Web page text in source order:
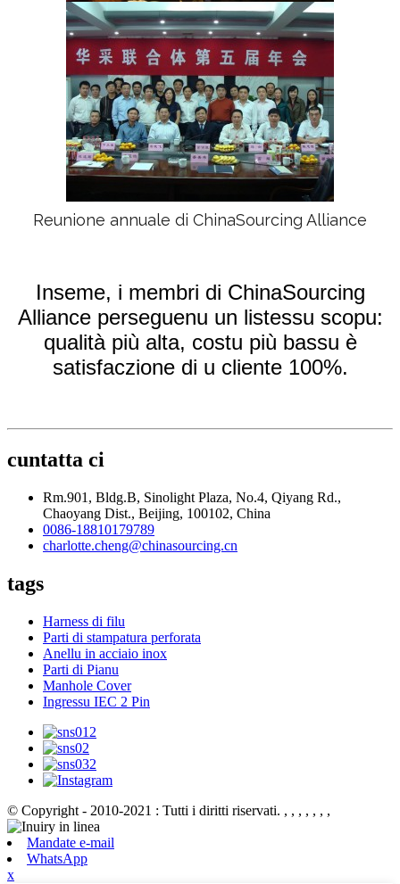
Reunione annuale di ChinaSourcing Alliance
Inseme, i membri di ChinaSourcing
Alliance perseguenu un listessu scopu:
qualità più alta, costu più bassu è
satisfaczione di u cliente 100%.
cuntatta ci
Rm.901, Bldg.B, Sinolight Plaza, No.4, Qiyang Rd.,
Chaoyang Dist., Beijing, 100102, China
0086-18810179789
charlotte.cheng@chinasourcing.cn
tags
Harness di filu
Parti di stampatura perforata
Anellu in acciaio inox
Parti di Pianu
Manhole Cover
Ingressu IEC 2 Pin
© Copyright - 2010-2021 : Tutti i diritti riservati. , , , , , , ,
Mandate e-mail
WhatsApp
x